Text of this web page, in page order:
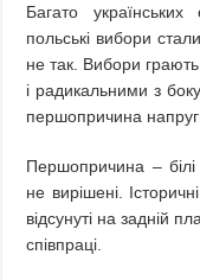
Багато
польські вибори
не так. Вибори
і радикальними з
першопричина
Першопричина – білі
не вирішені.
відсунуті на задній
співпраці.